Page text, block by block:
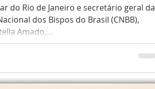
do Rio de Janeiro e secretário geral da
dos Bispos do Brasil (CNBB),
Amado,...